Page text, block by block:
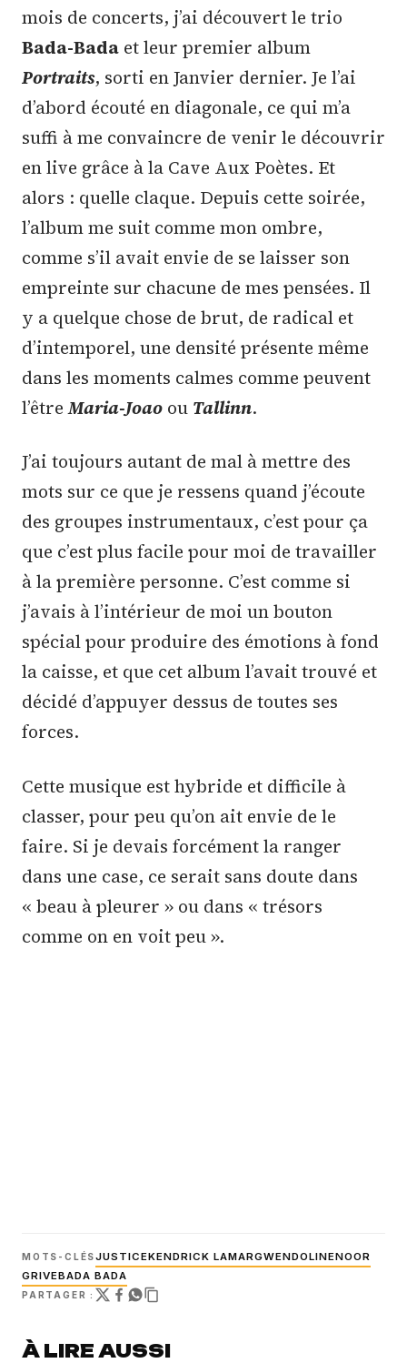
mois de concerts, j’ai découvert le trio
Bada-Bada et leur premier album
Portraits, sorti en Janvier dernier. Je l’ai
d’abord écouté en diagonale, ce qui m’a
suffi à me convaincre de venir le découvrir
en live grâce à la Cave Aux Poètes. Et
alors : quelle claque. Depuis cette soirée,
l’album me suit comme mon ombre,
comme s’il avait envie de se laisser son
empreinte sur chacune de mes pensées. Il
y a quelque chose de brut, de radical et
d’intemporel, une densité présente même
dans les moments calmes comme peuvent
l’êtreMaria-Joao ou Tallinn.
J’ai toujours autant de mal à mettre des
mots sur ce que je ressens quand j’écoute
des groupes instrumentaux, c’est pour ça
que c’est plus facile pour moi de travailler
à la première personne. C’est comme si
j’avais à l’intérieur de moi un bouton
spécial pour produire des émotions à fond
la caisse, et que cet album l’avait trouvé et
décidé d’appuyer dessus de toutes ses
forces.
Cette musique est hybride et difficile à
classer, pour peu qu’on ait envie de le
faire. Si je devais forcément la ranger
dans une case, ce serait sans doute dans
« beau à pleurer » ou dans « trésors
comme on en voit peu ».
MOTS-CLÉSJUSTICEKENDRICK LAMARGWENDOLINENOOR
GRIVEBADA BADA
PARTAGER :
À LIRE AUSSI